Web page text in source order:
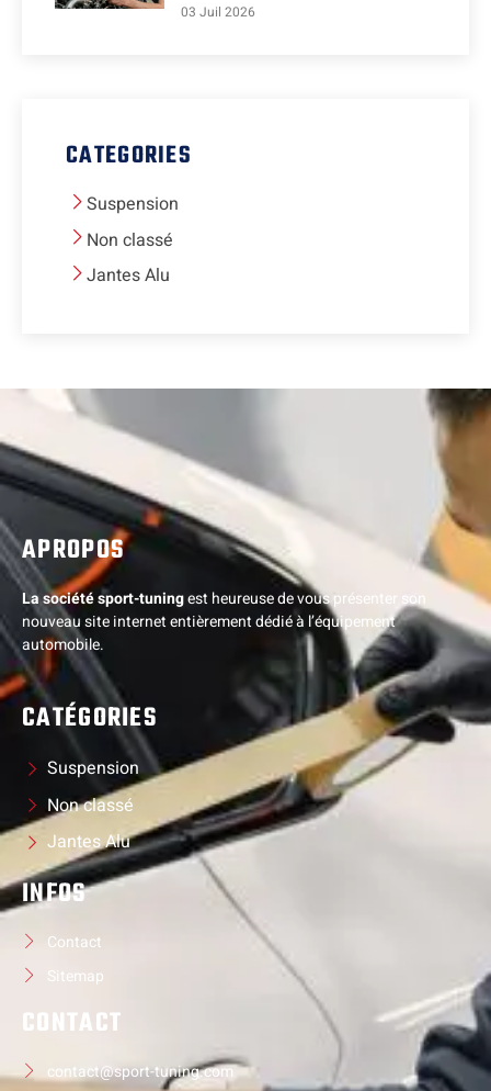
03 Juil 2026
CATEGORIES
Suspension
Non classé
Jantes Alu
APROPOS
La société sport-tuningest heureuse de vous présenter son
nouveau site internet entièrement dédié à l’équipement
automobile.
CATÉGORIES
Suspension
Non classé
Jantes Alu
INFOS
Contact
Sitemap
CONTACT
contact@sport-tuning.com